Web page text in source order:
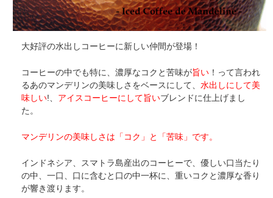
大好評の水出しコーヒーに新しい仲間が登場！
コーヒーの中でも特に、濃厚なコクと苦味が旨い ！って言われ
るあのマンデリンの美味しさをベースにして、 水出しにして美
味しい!、 アイスコーヒーにして旨いブレンドに仕上げまし
た。
マンデリンの美味しさは「コク」と「苦味」です。
インドネシア、スマトラ島産出のコーヒーで、優しい口当たり
の中、一口、口に含むと口の中一杯に、重いコクと濃厚な香り
が響き渡ります。